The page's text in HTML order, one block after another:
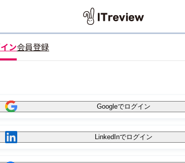
ン会員登録
Googleでログイン
LinkedInでログイン